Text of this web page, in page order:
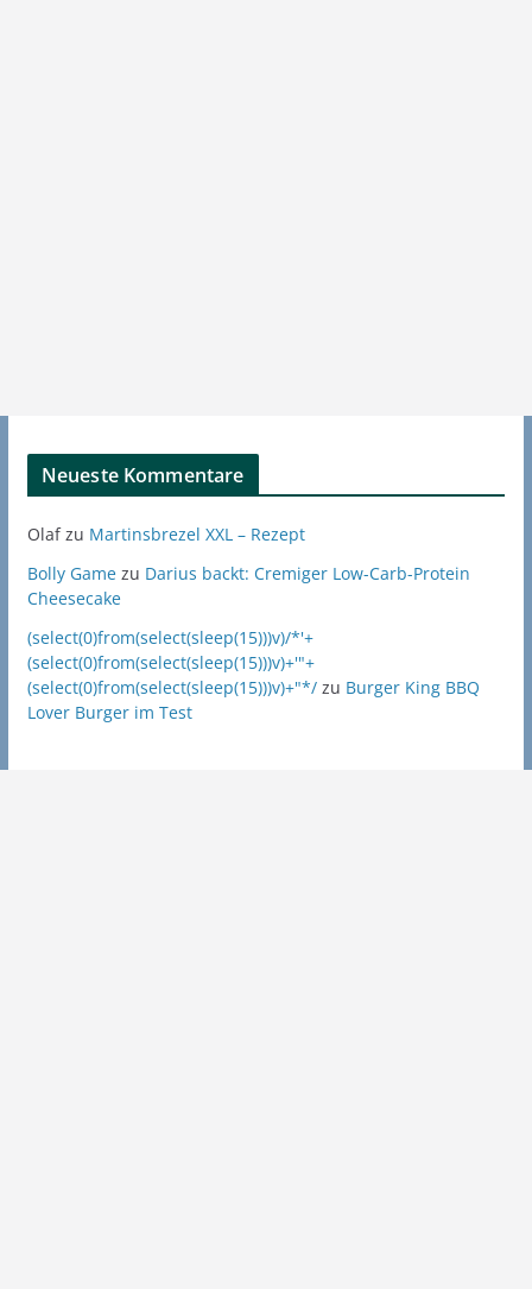
Neueste Kommentare
Olafzu Martinsbrezel XXL – Rezept
Bolly Gamezu Darius backt: Cremiger Low-Carb-Protein
Cheesecake
(select(0)from(select(sleep(15)))v)/*'+
(select(0)from(select(sleep(15)))v)+'"+
(select(0)from(select(sleep(15)))v)+"*/zu Burger King BBQ
Lover Burger im Test